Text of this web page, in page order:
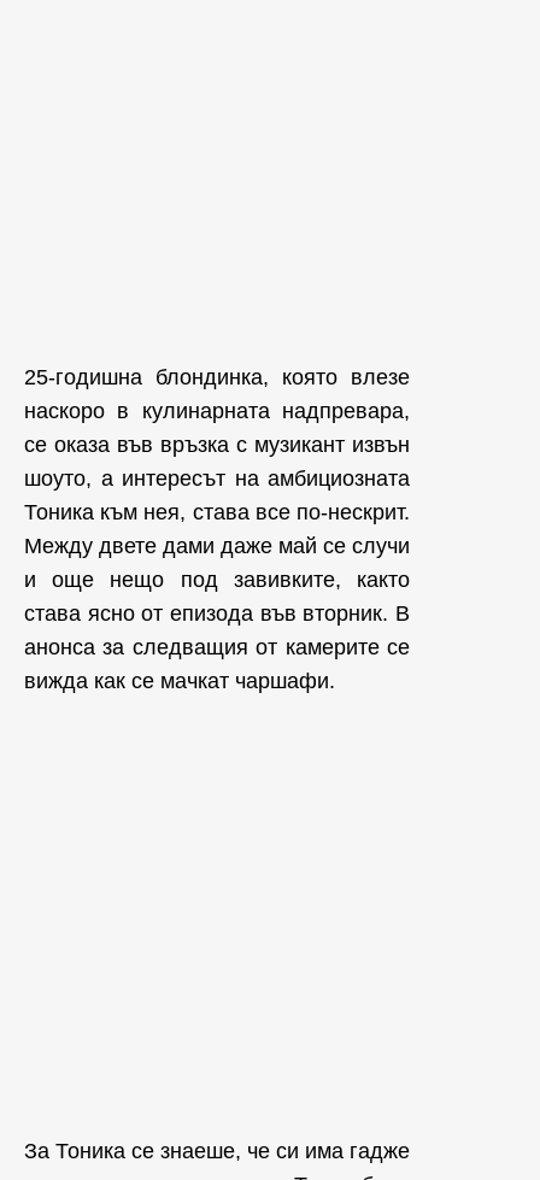
25-годишна блондинка, която влезе
наскоро в кулинарната надпревара,
се оказа във връзка с музикант извън
шоуто, а интересът на амбициозната
Тоника към нея, става все по-нескрит.
Между двете дами даже май се случи
и още нещо под завивките, както
става ясно от епизода във вторник. В
анонса за следващия от камерите се
вижда как се мачкат чаршафи.
За Тоника се знаеше, че си има гадже